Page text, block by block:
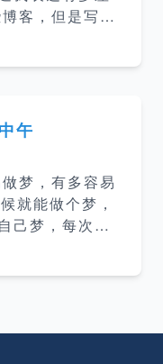
rust、zephi
客，但是写出
文字沟通环境
站内博客主
必须保证自己
行。 记录各种
经常会遇到各
了相同的问题
午
梦，有多容易
就能做个梦，
己梦，每次都
21，大约时间1